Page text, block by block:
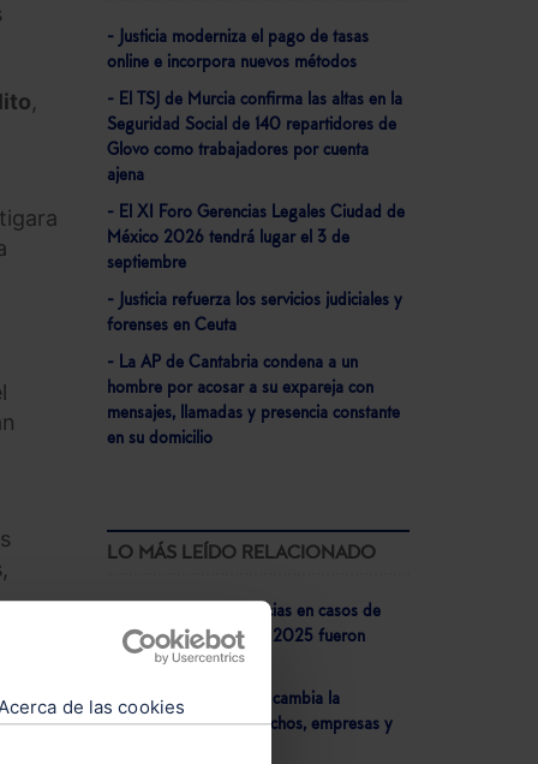
de las cookies
,
- Justicia moderniza el pago de tasas
online e incorpora nuevos métodos
- El TSJ de Murcia confirma las altas en la
Seguridad Social de 140 repartidores de
Glovo como trabajadores por cuenta
ajena
- El XI Foro Gerencias Legales Ciudad de
México 2026 tendrá lugar el 3 de
septiembre
- Justicia refuerza los servicios judiciales y
forenses en Ceuta
- La AP de Cantabria condena a un
hombre por acosar a su expareja con
mensajes, llamadas y presencia constante
en su domicilio
LO MÁS LEÍDO RELACIONADO
- El 73% de las sentencias en casos de
corrupción dictadas en 2025 fueron
condenatorias
- Veri*Factu 2026: Así cambia la
facturación para despachos, empresas y